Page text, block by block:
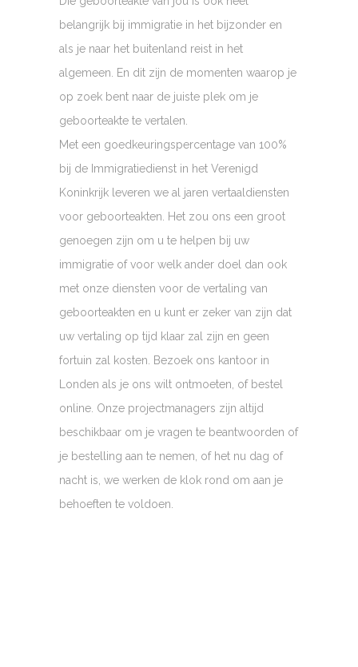
belangrijk bij immigratie in het bijzonder en
als je naar het buitenland reist in het
algemeen. En dit zijn de momenten waarop je
op zoek bent naar de juiste plek om je
geboorteakte te vertalen.
Met een goedkeuringspercentage van 100%
bij de Immigratiedienst in het Verenigd
Koninkrijk leveren we al jaren vertaaldiensten
voor geboorteakten. Het zou ons een groot
genoegen zijn om u te helpen bij uw
immigratie of voor welk ander doel dan ook
met onze diensten voor de vertaling van
geboorteakten en u kunt er zeker van zijn dat
uw vertaling op tijd klaar zal zijn en geen
fortuin zal kosten. Bezoek ons kantoor in
Londen als je ons wilt ontmoeten, of bestel
online. Onze projectmanagers zijn altijd
beschikbaar om je vragen te beantwoorden of
je bestelling aan te nemen, of het nu dag of
nacht is, we werken de klok rond om aan je
behoeften te voldoen.